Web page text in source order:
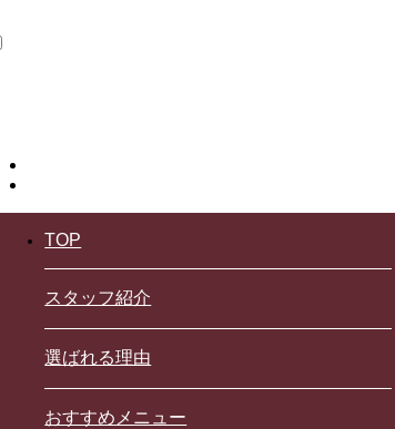
TOP
スタッフ紹介
選ばれる理由
おすすめメニュー